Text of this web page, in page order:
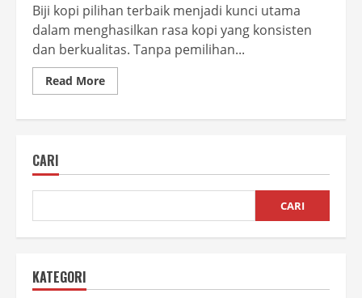
Biji kopi pilihan terbaik menjadi kunci utama
dalam menghasilkan rasa kopi yang konsisten
dan berkualitas. Tanpa pemilihan...
Read MoreRead
more
Rasa
CARI
CARI
KATEGORI